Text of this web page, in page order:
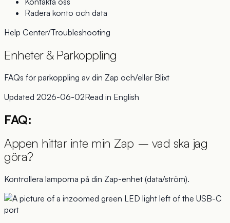
Radera konto och data
Help Center/Troubleshooting
Enheter & Parkoppling
FAQs för parkoppling av din Zap och/eller Blixt
Updated 2026-06-02Read in English
FAQ:
Appen hittar inte min Zap – vad ska jag
göra?
Kontrollera lamporna på din Zap-enhet (data/ström).